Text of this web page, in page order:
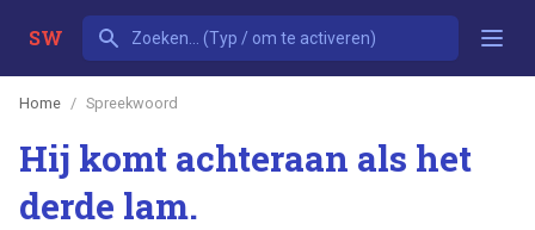
SW
Home Spreekwoord
Hij komt achteraan als het
derde lam.